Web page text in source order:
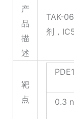
产
品
描
述
TAK-
剂，
靶
点
0.3